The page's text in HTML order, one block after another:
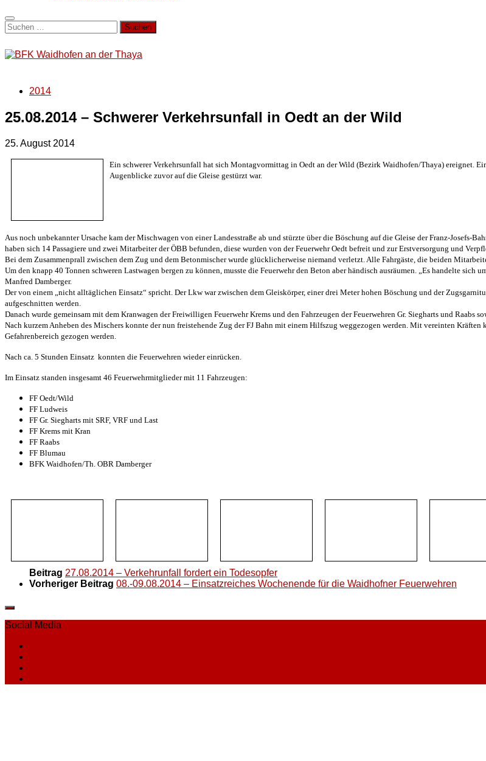
Suchen
nach:
2014
25.08.2014 – Schwerer Verkehrsunfall in Oedt an der Wild
25. August 2014
Ein schwerer Verkehrsunfall hat sich Montagvormittag in Oedt an der Wild (Bezirk Waidhofen/Thaya) ereignet.
Augenblicke zuvor auf die Gleise gestürzt war.
Aus noch unbekannter Ursache kam der Mischwagen von einer Landesstraße ab und stürzte über die Böschung auf die Gleise der Franz-Josefs-
haben sich 14 Passagiere und zwei Mitarbeiter der ÖBB befunden, diese wurden von der Feuerwehr Oedt befreit und zur Erstversorgung und
Bei dem Zusammenprall zwischen dem Zug und dem Betonmischer wurde glücklicherweise niemand verletzt. Alle Fahrgäste, die beiden
Um den knapp 40 Tonnen schweren Lastwagen bergen zu können, musste die Feuerwehr den Beton aber händisch ausräumen. „ Es handelte sich
Manfred Damberger.
Der von einem „nicht alltäglichen Einsatz“ spricht. Der Lkw war zwischen dem Gleiskörper, einer drei Meter hohen Böschung und der
aufgeschnitten werden.
Danach wurde gemeinsam mit dem Kranwagen der Freiwilligen Feuerwehr Krems und den Fahrzeugen der Feuerwehren Gr. Siegharts und Raabs
Nach kurzem Anheben des Mischers konnte der nun freistehende Zug der FJ Bahn mit einem Hilfszug weggezogen werden. Mit vereinten Kräften
Gefahrenbereich gezogen werden.
Nach ca. 5 Stunden Einsatz konnten die Feuerwehren wieder einrücken.
Im Einsatz standen insgesamt 46 Feuerwehrmitglieder mit 11 Fahrzeugen:
FF Oedt/Wild
FF Ludweis
FF Gr. Siegharts mit SRF, VRF und Last
FF Krems mit Kran
FF Raabs
FF Blumau
BFK Waidhofen/Th. OBR Damberger
Beitrag 27.08.2014 – Verkehrunfall fordert ein Todesopfer
Vorheriger Beitrag 08.-09.08.2014 – Einsatzreiches Wochenende für die Waidhofner Feuerwehren
Social Media